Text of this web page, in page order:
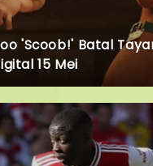
'Scoob!' Batal
15 Mei